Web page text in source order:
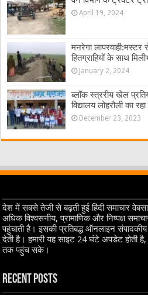
April 19, 2024
मनरेगा
हितग्राहियों के साथ
January 2, 2024
ब्लॉक स्त्ररीय खेल
विद्यालय लोहरौली का
December 23, 2023
देश में सबसे तेजी से बढ़ती हुई हिंदी समाचार
अधिक विश्वसनीय, प्रामाणिक और निष्पक्ष
पहुंचाती है। इसकी प्रतिबद्ध ऑनलाइन
देती है। हमारी यह साइट 24 घंटे अपडेट होती
तक पहुंच सके।
Recent Posts